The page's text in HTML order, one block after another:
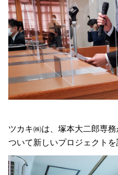
ツカキ㈱は、塚本大二郎専
ついて新しいプロジェクトを